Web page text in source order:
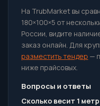
На TrubMarket вы
180×100×5 от
России, видите
заказ онлайн. Для
разместить тендер —
ниже прайсовых.
Вопросы и ответы
Сколько весит 1